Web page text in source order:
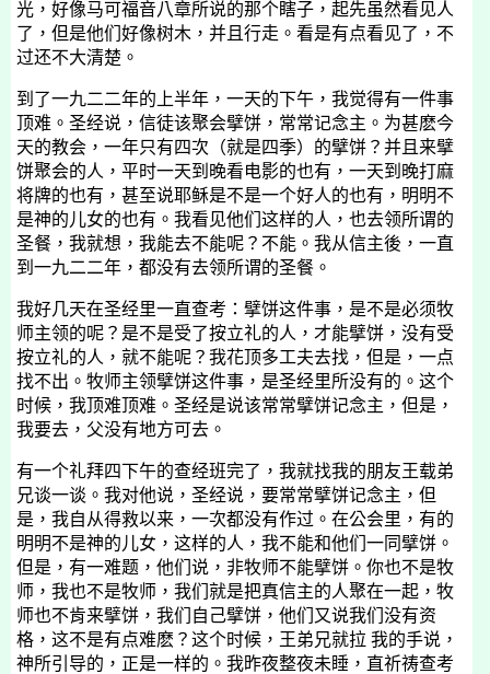
光，好像马可福音八章所说的那个瞎子，起先虽然看见人
了，但是他们好像树木，并且行走。看是有点看见了，不
过还不大清楚。
到了一九二二年的上半年，一天的下午，我觉得有一件事
顶难。圣经说，信徒该聚会擘饼，常常记念主。为甚麽今
天的教会，一年只有四次（就是四季）的擘饼？并且来擘
饼聚会的人，平时一天到晚看电影的也有，一天到晚打麻
将牌的也有，甚至说耶稣是不是一个好人的也有，明明不
是神的儿女的也有。我看见他们这样的人，也去领所谓的
圣餐，我就想，我能去不能呢？不能。我从信主後，一直
到一九二二年，都没有去领所谓的圣餐。
我好几天在圣经里一直查考：擘饼这件事，是不是必须牧
师主领的呢？是不是受了按立礼的人，才能擘饼，没有受
按立礼的人，就不能呢？我花顶多工夫去找，但是，一点
找不出。牧师主领擘饼这件事，是圣经里所没有的。这个
时候，我顶难顶难。圣经是说该常常擘饼记念主，但是，
我要去，父没有地方可去。
有一个礼拜四下午的查经班完了，我就找我的朋友王载弟
兄谈一谈。我对他说，圣经说，要常常擘饼记念主，但
是，我自从得救以来，一次都没有作过。在公会里，有的
明明不是神的儿女，这样的人，我不能和他们一同擘饼。
但是，有一难题，他们说，非牧师不能擘饼。你也不是牧
师，我也不是牧师，我们就是把真信主的人聚在一起，牧
师也不肯来擘饼，我们自己擘饼，他们又说我们没有资
格，这不是有点难麽？这个时候，王弟兄就拉 我的手说，
神所引导的，正是一样的。我昨夜整夜未睡，直祈祷查考